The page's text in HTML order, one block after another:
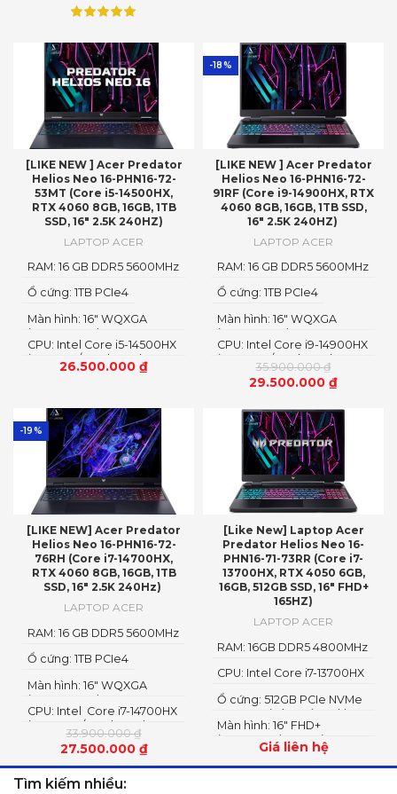
[LIKE NEW ] Acer Predator
Helios Neo 16-PHN16-72-
53MT (Core i5-14500HX,
RTX 4060 8GB, 16GB, 1TB
SSD, 16″ 2.5K 240HZ)
LAPTOP ACER
26.500.000 ₫
CPU: Intel Core i5-14500HX
(14 Cores/ 20 Threads, up
to 4.90 GHz, 24MB
Màn hình: 16" WQXGA
(2560 x 1600), IPS 240Hz,
sRGB 100%, 500 nits
Ổ cứng: 1TB PCIe4
RAM: 16 GB DDR5 5600MHz
-18%
[LIKE NEW ] Acer Predator
Helios Neo 16-PHN16-72-
91RF (Core i9-14900HX, RTX
4060 8GB, 16GB, 1TB SSD,
16″ 2.5K 240HZ)
LAPTOP ACER
35.900.000₫
29.500.000 ₫
CPU: Intel Core i9-14900HX
(24 Cores/ 32 Threads, up
to 5.80 GHz, 36MB
Màn hình: 16" WQXGA
(2560 x 1600), IPS 240Hz,
sRGB 100%, 500 nits
Ổ cứng: 1TB PCIe4
RAM: 16 GB DDR5 5600MHz
-19%
[LIKE NEW] Acer Predator
Helios Neo 16-PHN16-72-
76RH (Core i7-14700HX,
RTX 4060 8GB, 16GB, 1TB
SSD, 16″ 2.5K 240Hz)
LAPTOP ACER
33.900.000₫
27.500.000 ₫
CPU: Intel Core i7-14700HX
(20 Cores/ 28 Threads, up
to 5.50 GHz, 33MB
Màn hình: 16" WQXGA
(2560 x 1600), IPS 240Hz,
sRGB 100%, 500 nits
Ổ cứng: 1TB PCIe4
RAM: 16 GB DDR5 5600MHz
[Like New] Laptop Acer
Predator Helios Neo 16-
PHN16-71-73RR (Core i7-
13700HX, RTX 4050 6GB,
16GB, 512GB SSD, 16″ FHD+
165HZ)
LAPTOP ACER
Giá liên hệ
Màn hình: 16" FHD+
(1900x1200), 400 nits,
165Hz, sRGB: 100%, Acer
ComfyView™, IPS
Ổ cứng: 512GB PCIe NVMe
SED SSD (Còn trống 1 khe
SSD M.2 PCIE Gen 4)
CPU: Intel Core i7-13700HX
14 nhân 24 luồng
RAM: 16GB DDR5 4800MHz
Tìm kiếm nhiều: